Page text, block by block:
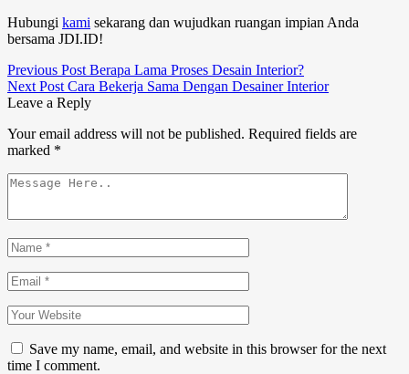
Hubungi kami sekarang dan wujudkan ruangan impian Anda
bersama JDI.ID!
Previous Post Berapa Lama Proses Desain Interior?
Next Post Cara Bekerja Sama Dengan Desainer Interior
Leave a Reply
Your email address will not be published. Required fields are
marked *
Save my name, email, and website in this browser for the next
time I comment.